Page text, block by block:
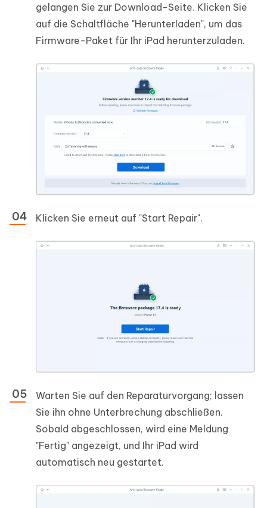
gelangen Sie zur Download-Seite. Klicken Sie
auf die Schaltfläche "Herunterladen", um das
Firmware-Paket für Ihr iPad herunterzuladen.
Klicken Sie erneut auf "Start Repair".
Warten Sie auf den Reparaturvorgang; lassen
Sie ihn ohne Unterbrechung abschließen.
Sobald abgeschlossen, wird eine Meldung
"Fertig" angezeigt, und Ihr iPad wird
automatisch neu gestartet.